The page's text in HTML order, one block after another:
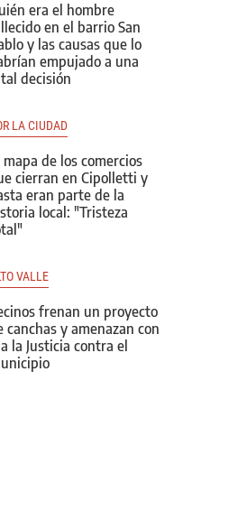
era el hombre
en el barrio San
y las causas que lo
empujado a una
decisión
LA CIUDAD
mapa de los comercios
cierran en Cipolletti y
eran parte de la
local: "Tristeza
VALLE
frenan un proyecto
canchas y amenazan con
la Justicia contra el